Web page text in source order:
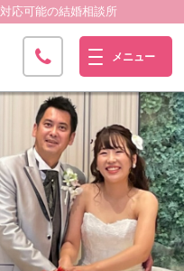
対応可能の結婚相談所